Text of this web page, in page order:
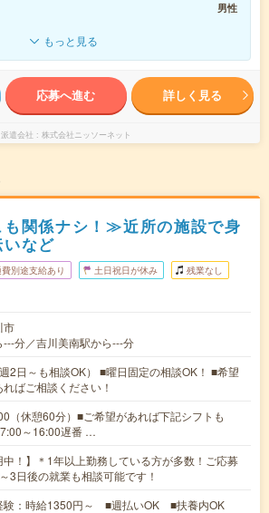
男性
もっと見る
応募へ進む 詳しく見る
派遣会社 株式会社ニッソーネット
関係ナシ！≫近所の施設で身
など
費別途支給あり 土日祝日が休み 残業なし
市
---分／吉川美南駅から---分
2日～も相談OK） ■曜日固定の相談OK！ ■希望
ばご相談ください！
（休憩60分）■ご希望があれば下記シフトも
～16:00遅番 …
中！】＊1年以上勤務している方が多数！ご応募
3日後の就業も相談可能です！
験：時給1350円～ ■週払いOK ■扶養内OK